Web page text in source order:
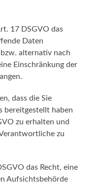
17 DSGVO das
Daten
alternativ nach
Einschränkung der
dass die Sie
bereitgestellt haben
zu erhalten und
zu
das Recht, eine
Aufsichtsbehörde